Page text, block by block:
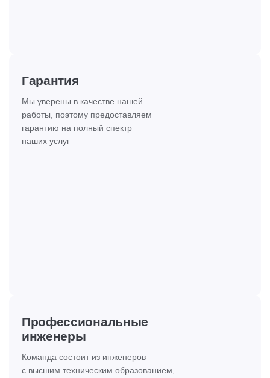
Гарантия
Мы уверены в качестве нашей
работы, поэтому предоставляем
гарантию на полный спектр
наших услуг
Профессиональные
инженеры
Команда состоит из инженеров
с высшим техническим образованием,